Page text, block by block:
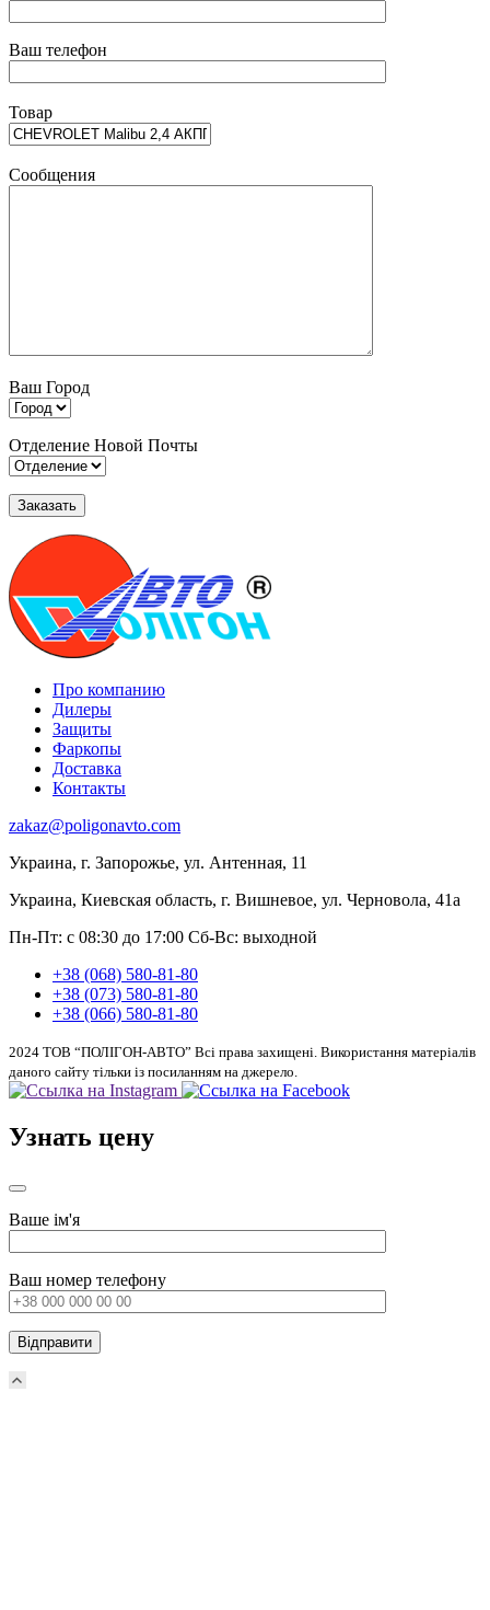
Ваш телефон
Товар
Сообщения
Ваш Город
Отделение Новой Почты
Про компанию
Дилеры
Защиты
Фаркопы
Доставка
Контакты
zakaz@poligonavto.com
Украина, г. Запорожье, ул. Антенная, 11
Украина, Киевская область, г. Вишневое, ул. Черновола, 41а
Пн-Пт: с 08:30 до 17:00 Сб-Вс: выходной
+38 (068) 580-81-80
+38 (073) 580-81-80
+38 (066) 580-81-80
2024 ТОВ “ПОЛІГОН-АВТО” Всі права захищені. Використання матеріалів
даного сайту тільки із посиланням на джерело.
Узнать цену
Ваше ім'я
Ваш номер телефону